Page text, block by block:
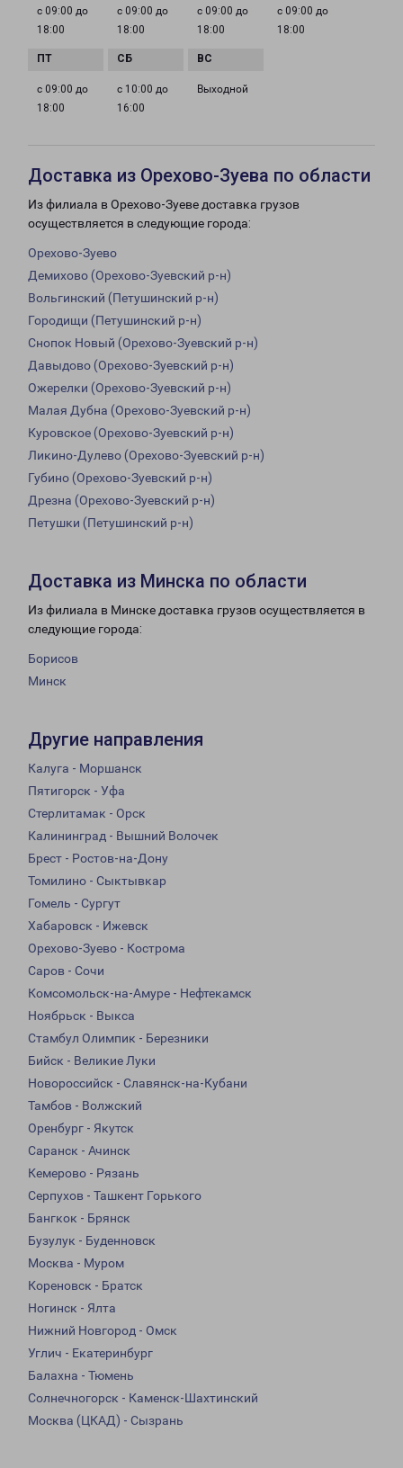
с 09:00 до
18:00
с 09:00 до
18:00
с 09:00 до
18:00
с 09:00 до
18:00
с 09:00 до
18:00
с 10:00 до
16:00
Выходной
Доставка из Орехово-Зуева по области
Из филиала в Орехово-Зуеве доставка грузов
осуществляется в следующие города:
Орехово-Зуево
Демихово (Орехово-Зуевский р-н)
Вольгинский (Петушинский р-н)
Городищи (Петушинский р-н)
Снопок Новый (Орехово-Зуевский р-н)
Давыдово (Орехово-Зуевский р-н)
Ожерелки (Орехово-Зуевский р-н)
Малая Дубна (Орехово-Зуевский р-н)
Куровское (Орехово-Зуевский р-н)
Ликино-Дулево (Орехово-Зуевский р-н)
Губино (Орехово-Зуевский р-н)
Дрезна (Орехово-Зуевский р-н)
Петушки (Петушинский р-н)
Доставка из Минска по области
Из филиала в Минске доставка грузов осуществляется в
следующие города:
Борисов
Минск
Другие направления
Калуга - Моршанск
Пятигорск - Уфа
Стерлитамак - Орск
Калининград - Вышний Волочек
Брест - Ростов-на-Дону
Томилино - Сыктывкар
Гомель - Сургут
Хабаровск - Ижевск
Орехово-Зуево - Кострома
Саров - Сочи
Комсомольск-на-Амуре - Нефтекамск
Ноябрьск - Выкса
Стамбул Олимпик - Березники
Бийск - Великие Луки
Новороссийск - Славянск-на-Кубани
Тамбов - Волжский
Оренбург - Якутск
Саранск - Ачинск
Кемерово - Рязань
Серпухов - Ташкент Горького
Бангкок - Брянск
Бузулук - Буденновск
Москва - Муром
Кореновск - Братск
Ногинск - Ялта
Нижний Новгород - Омск
Углич - Екатеринбург
Балахна - Тюмень
Солнечногорск - Каменск-Шахтинский
Москва (ЦКАД) - Сызрань